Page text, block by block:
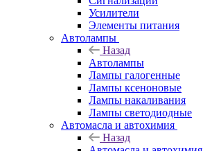
Усилители
Элементы питания
Автолампы
Назад
Автолампы
Лампы галогенные
Лампы ксеноновые
Лампы накаливания
Лампы светодиодные
Автомасла и автохимия
Назад